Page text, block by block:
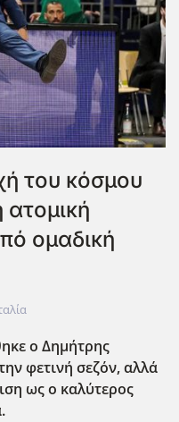
του κόσμου
ατομική
ομαδική
ο Δημήτρης
φετινή σεζόν, αλλά
ως ο καλύτερος